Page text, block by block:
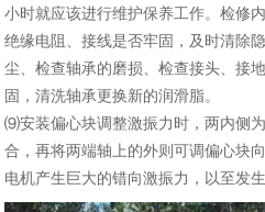
小时就应该进行维护保养工作。检修
绝缘电阻、接线是否牢固，及时清除
尘、检查轴承的磨损、检查接头、接
固，清洗轴承更换新的润滑脂。
⑼安装偏心块调整激振力时，两内侧
合，再将两端轴上的外则可调偏心块
电机产生巨大的错向激振力，以至发